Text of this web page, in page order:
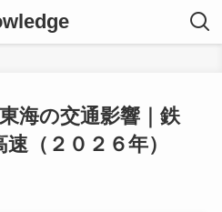
東海の交通影響｜鉄
（２０２６年）